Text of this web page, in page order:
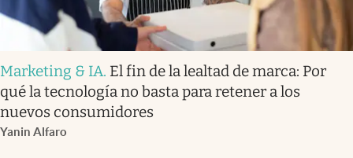
Marketing & IA. El fin de la lealtad de marca: Por
qué la tecnología no basta para retener a los
nuevos consumidores
Yanin Alfaro